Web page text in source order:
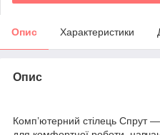
Опис Характеристики
Опис
Комп’ютерний стілець Спрут